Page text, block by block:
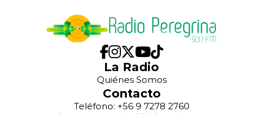
La Radio
Quiénes Somos
Contacto
Teléfono: +56 9 7278 2760